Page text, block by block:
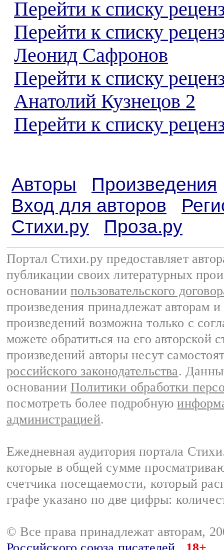
Перейти к списку
Перейти к списку
Леонид Сафронов
Перейти к списку
Анатолий Кузнецов 2
Перейти к списку
Авторы
Произведения
Вход для авторов
Стихи.ру
Проза.ру
Портал Стихи.ру предоставляет
публикации своих литературных
основании пользовательского
произведения принадлежат авторам
произведений возможна только с
можете обратиться на его авторской
произведений авторы несут
российского законодательства.
основании Политики обработки
посмотреть более подробную
администрацией.
Ежедневная аудитория портала
которые в общей сумме
счетчика посещаемости, который
графе указано по две цифры:
© Все права принадлежат авторам,